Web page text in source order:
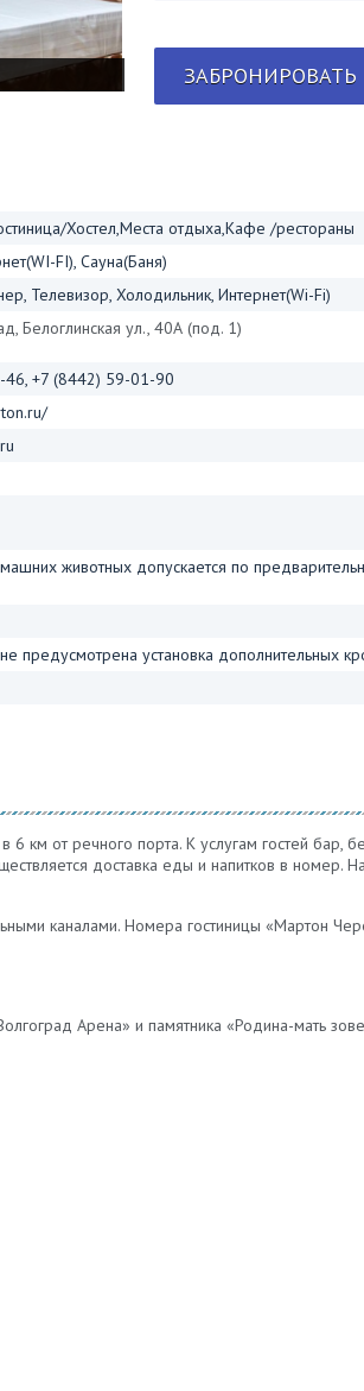
ЗАБРОНИРОВАТЬ
Хостел,Места отдыха,Кафе /рестораны
FI), Сауна(Баня)
Телевизор, Холодильник, Интернет(Wi-Fi)
Белоглинская ул., 40А (под. 1)
+7 (8442) 59-01-90
животных допускается по
предусмотрена установка дополнительных
км от речного порта. К услугам гостей бар,
доставка еды и напитков в номер.
каналами. Номера гостиницы «Мартон
Арена» и памятника «Родина-мать